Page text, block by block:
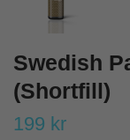
Swedish
(Shortfill)
199 kr